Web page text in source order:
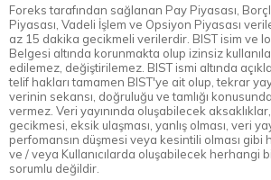
Foreks tarafından sağlanan Pay Piyasası,
Piyasası, Vadeli İşlem ve Opsiyon Piyasası
az 15 dakika gecikmeli verilerdir. BIST isim ve
Belgesi altında korunmakta olup izinsiz
edilemez, değiştirilemez. BIST ismi altında
telif hakları tamamen BIST'ye ait olup, tekrar
verinin sekansı, doğruluğu ve tamlığı
vermez. Veri yayınında oluşabilecek
gecikmesi, eksik ulaşması, yanlış olması, veri
perfomansın düşmesi veya kesintili olması gibi
ve / veya Kullanıcılarda oluşabilecek herhangi
sorumlu değildir.